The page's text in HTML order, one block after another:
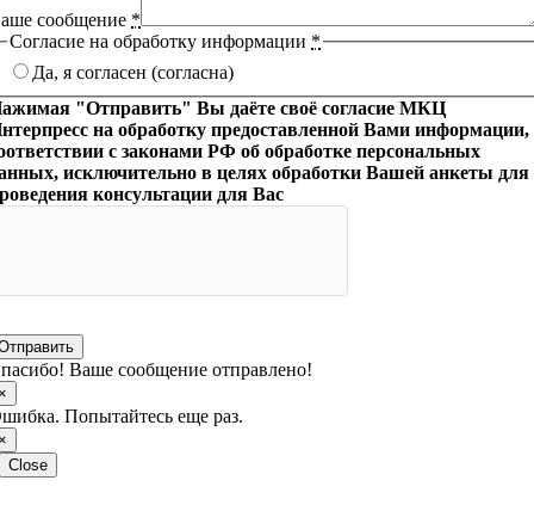
сообщение *
Согласие на обработку информации *
Да, я согласен (согласна)
"Отправить" Вы даёте своё согласие МКЦ
на обработку предоставленной Вами информации,
с законами РФ об обработке персональных
исключительно в целях обработки Вашей анкеты для
консультации для Вас
Ваше сообщение отправлено!
Попытайтесь еще раз.
Close